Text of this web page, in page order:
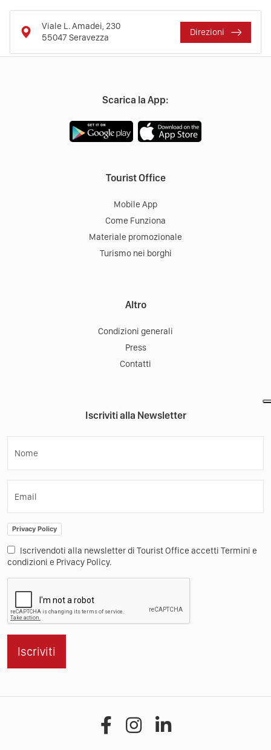
Viale L. Amadei, 230
55047 Seravezza
Direzioni
Scarica la App:
Tourist Office
Mobile App
Come Funziona
Materiale promozionale
Turismo nei borghi
Altro
Condizioni generali
Press
Contatti
Iscriviti alla Newsletter
Nome
Email
Privacy Policy
Iscrivendoti alla newsletter di Tourist Office accetti Termini e
condizioni e Privacy Policy.
Iscriviti